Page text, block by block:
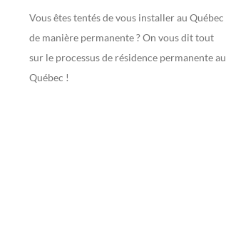
Vous êtes tentés de vous installer au Québec
de manière permanente ? On vous dit tout
sur le processus de résidence permanente au
Québec !